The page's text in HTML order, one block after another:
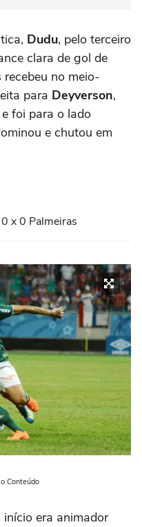
Dudu, pelo terceiro
clara de gol de
recebeu no meio-
para Deyverson,
foi para o lado
e chutou em
x 0 Palmeiras
Conteúdo
era animador